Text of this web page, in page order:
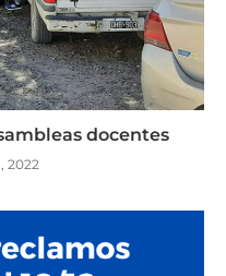
docentes
2022